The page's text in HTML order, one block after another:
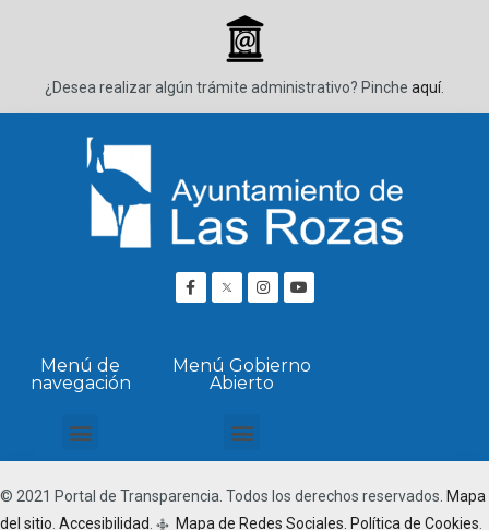
_
¿Desea realizar algún trámite administrativo? Pinche aquí.
Menú de
navegación
Menú Gobierno
Abierto
© 2021 Portal de Transparencia. Todos los derechos reservados. Mapa
del sitio Accesibilidad q Mapa de Redes Sociales. Política de Cookies